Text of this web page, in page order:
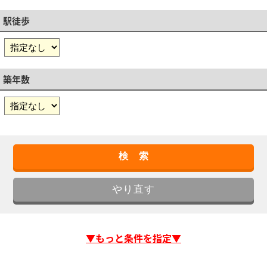
駅徒歩
築年数
▼もっと条件を指定▼